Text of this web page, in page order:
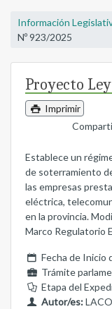
Información
Nº 923/2025
Proyecto
Imprimir
Establece un
de soterramiento
las empresas
eléctrica,
en la provincia.
Marco Regulatorio
Fecha de Inicio
Trámite
Etapa del
Autor/es: